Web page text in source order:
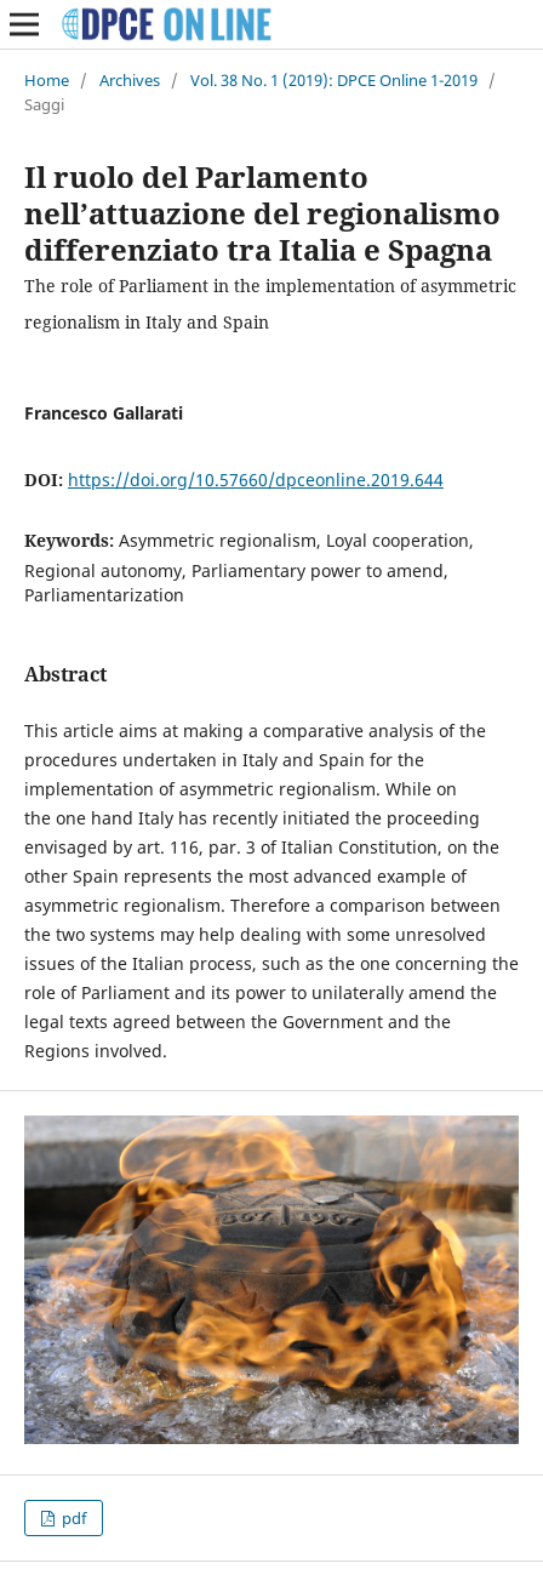
Home / Archives / Vol. 38 No. 1 (2019): DPCE Online 1-2019 /
Saggi
Il ruolo del Parlamento
nell’attuazione del regionalismo
differenziato tra Italia e Spagna
The role of Parliament in the implementation of asymmetric
regionalism in Italy and Spain
Francesco Gallarati
DOI: https://doi.org/10.57660/dpceonline.2019.644
Keywords: Asymmetric regionalism, Loyal cooperation,
Regional autonomy, Parliamentary power to amend,
Parliamentarization
Abstract
This article aims at making a comparative analysis of the
procedures undertaken in Italy and Spain for the
implementation of asymmetric regionalism. While on
the one hand Italy has recently initiated the proceeding
envisaged by art. 116, par. 3 of Italian Constitution, on the
other Spain represents the most advanced example of
asymmetric regionalism. Therefore a comparison between
the two systems may help dealing with some unresolved
issues of the Italian process, such as the one concerning the
role of Parliament and its power to unilaterally amend the
legal texts agreed between the Government and the
Regions involved.
pdf